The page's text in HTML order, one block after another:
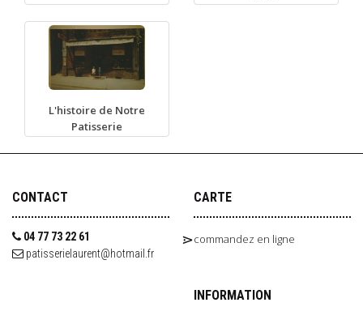
L'histoire de Notre
Patisserie
CONTACT
04 77 73 22 61
patisserielaurent@hotmail.fr
CARTE
commandez en ligne
INFORMATION